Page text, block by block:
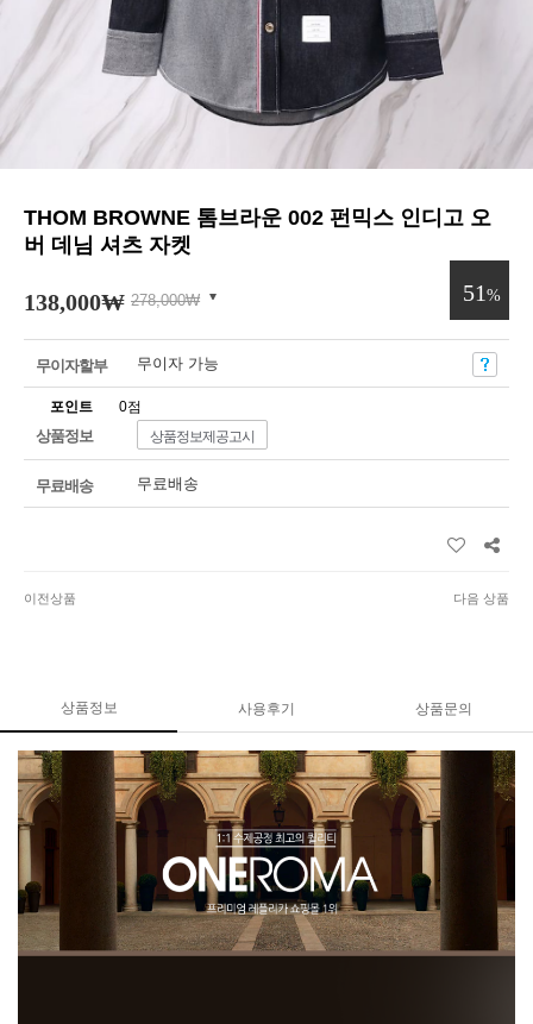
THOM BROWNE 톰브라운 002 펀믹스 인디고 오
버 데님 셔츠 자켓
138,000₩ 278,000₩ 51 %
무이자할부 무이자 가능
포인트 0점
상품정보 상품정보제공고시
무료배송 무료배송
이전상품 다음 상품
상품정보 사용후기 상품문의